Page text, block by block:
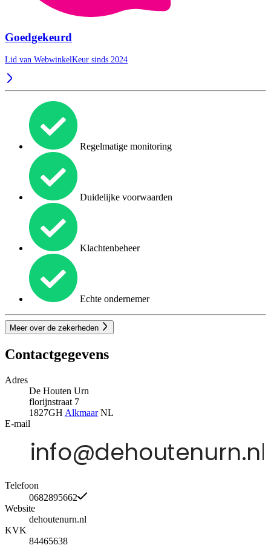
Goedgekeurd
Lid van WebwinkelKeur sinds 2024
Regelmatige monitoring
Duidelijke voorwaarden
Klachtenbeheer
Echte ondernemer
Meer over de zekerheden
Contactgegevens
Adres
De Houten Urn
florijnstraat 7
1827GH AlkmaarNL
E-mail
Telefoon
0682895662
Website
dehoutenurn.nl
KVK
84465638